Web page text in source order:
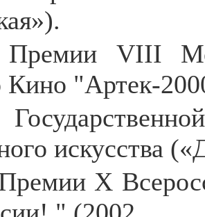
Премии VIII
Кино "Артек-
искусства
X